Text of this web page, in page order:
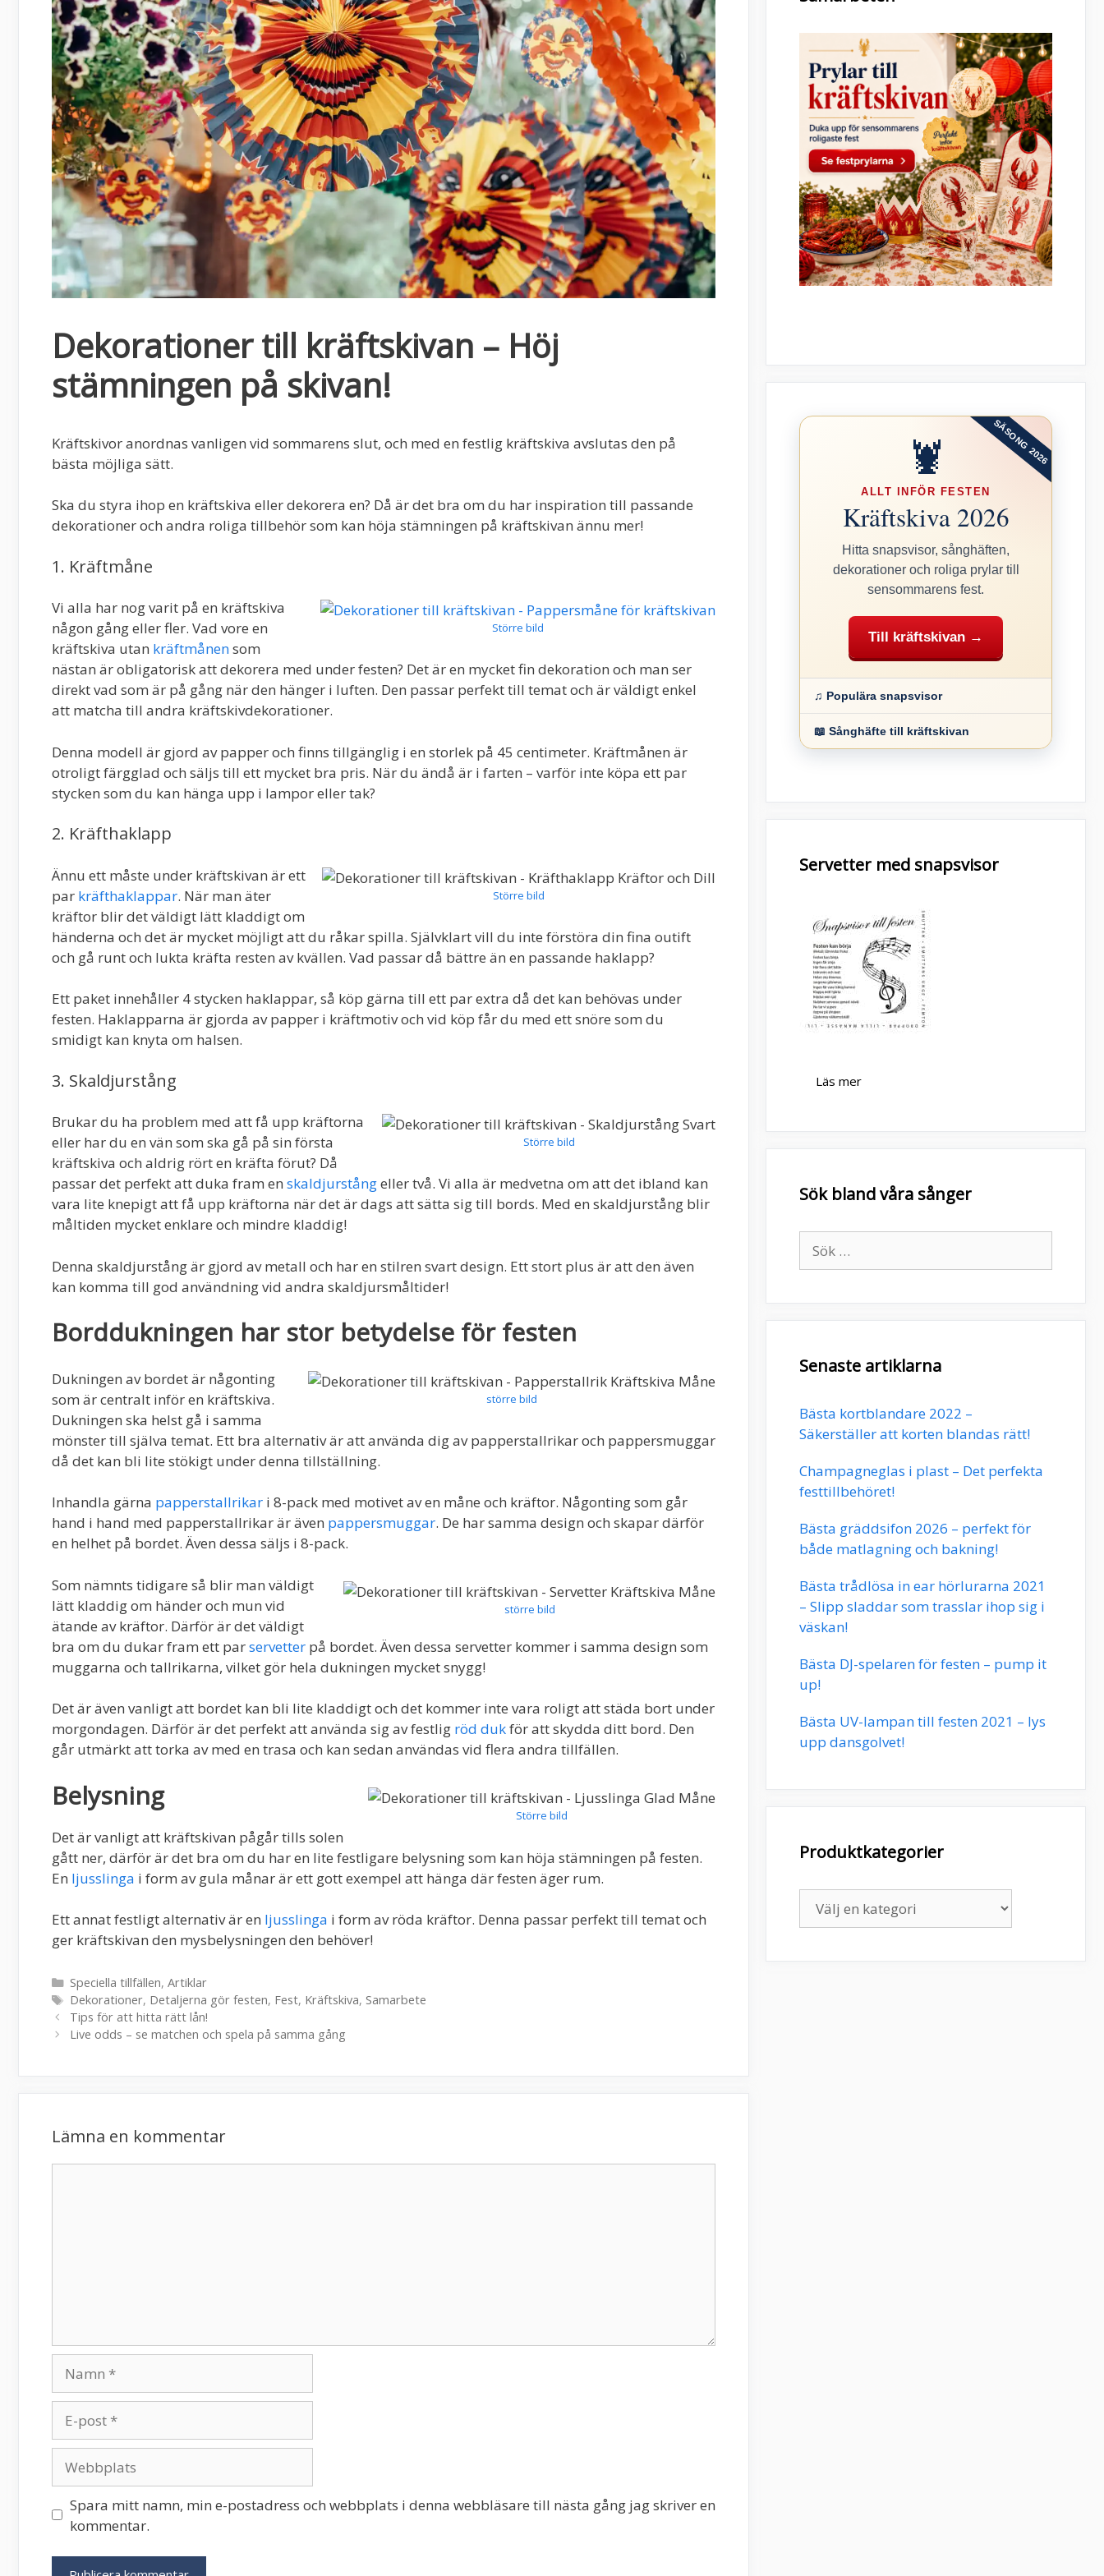
Dekorationer till kräftskivan – Höj
stämningen på skivan!
Kräftskivor anordnas vanligen vid sommarens slut, och med en festlig kräftskiva avslutas den på
bästa möjliga sätt.
Ska du styra ihop en kräftskiva eller dekorera en? Då är det bra om du har inspiration till passande
dekorationer och andra roliga tillbehör som kan höja stämningen på kräftskivan ännu mer!
1. Kräftmåne
Större bild
Vi alla har nog varit på en kräftskiva
någon gång eller fler. Vad vore en
kräftskiva utan kräftmånensom
nästan är obligatorisk att dekorera med under festen? Det är en mycket fin dekoration och man ser
direkt vad som är på gång när den hänger i luften. Den passar perfekt till temat och är väldigt enkel
att matcha till andra kräftskivdekorationer.
Denna modell är gjord av papper och finns tillgänglig i en storlek på 45 centimeter. Kräftmånen är
otroligt färgglad och säljs till ett mycket bra pris. När du ändå är i farten – varför inte köpa ett par
stycken som du kan hänga upp i lampor eller tak?
2. Kräfthaklapp
Större bild
Ännu ett måste under kräftskivan är ett
par kräfthaklappar. När man äter
kräftor blir det väldigt lätt kladdigt om
händerna och det är mycket möjligt att du råkar spilla. Självklart vill du inte förstöra din fina outift
och gå runt och lukta kräfta resten av kvällen. Vad passar då bättre än en passande haklapp?
Ett paket innehåller 4 stycken haklappar, så köp gärna till ett par extra då det kan behövas under
festen. Haklapparna är gjorda av papper i kräftmotiv och vid köp får du med ett snöre som du
smidigt kan knyta om halsen.
3. Skaldjurstång
Större bild
Brukar du ha problem med att få upp kräftorna
eller har du en vän som ska gå på sin första
kräftskiva och aldrig rört en kräfta förut? Då
passar det perfekt att duka fram en skaldjurstångeller två. Vi alla är medvetna om att det ibland kan
vara lite knepigt att få upp kräftorna när det är dags att sätta sig till bords. Med en skaldjurstång blir
måltiden mycket enklare och mindre kladdig!
Denna skaldjurstång är gjord av metall och har en stilren svart design. Ett stort plus är att den även
kan komma till god användning vid andra skaldjursmåltider!
Borddukningen har stor betydelse för festen
större bild
Dukningen av bordet är någonting
som är centralt inför en kräftskiva.
Dukningen ska helst gå i samma
mönster till själva temat. Ett bra alternativ är att använda dig av papperstallrikar och pappersmuggar
då det kan bli lite stökigt under denna tillställning.
Inhandla gärna papperstallrikar i 8-pack med motivet av en måne och kräftor. Någonting som går
hand i hand med papperstallrikar är även pappersmuggar. De har samma design och skapar därför
en helhet på bordet. Även dessa säljs i 8-pack.
större bild
Som nämnts tidigare så blir man väldigt
lätt kladdig om händer och mun vid
ätande av kräftor. Därför är det väldigt
bra om du dukar fram ett parservetter på bordet. Även dessa servetter kommer i samma design som
muggarna och tallrikarna, vilket gör hela dukningen mycket snygg!
Det är även vanligt att bordet kan bli lite kladdigt och det kommer inte vara roligt att städa bort under
morgondagen. Därför är det perfekt att använda sig av festlig röd dukför att skydda ditt bord. Den
går utmärkt att torka av med en trasa och kan sedan användas vid flera andra tillfällen.
Större bild
Belysning
Det är vanligt att kräftskivan pågår tills solen
gått ner, därför är det bra om du har en lite festligare belysning som kan höja stämningen på festen.
En ljusslinga i form av gula månar är ett gott exempel att hänga där festen äger rum.
Ett annat festligt alternativ är en ljusslinga i form av röda kräftor. Denna passar perfekt till temat och
ger kräftskivan den mysbelysningen den behöver!
Kategorier
Speciella tillfällen, Artiklar
Etiketter
Dekorationer, Detaljerna gör festen, Fest, Kräftskiva, Samarbete
Tips för att hitta rätt lån!
Live odds – se matchen och spela på samma gång
Lämna en kommentar
post
Spara mitt namn, min e-postadress och webbplats i denna webbläsare till nästa gång jag skriver en
kommentar.
SÄSONG 2026
🦞
ALLT INFÖR FESTEN
Kräftskiva 2026
Hitta snapsvisor, sånghäften,
dekorationer och roliga prylar till
sensommarens fest.
Till kräftskivan →
♫ Populära snapsvisor
📖 Sånghäfte till kräftskivan
Servetter med snapsvisor
Läs mer
Sök bland våra sånger
efter:
Senaste artiklarna
Bästa kortblandare 2022 –
Säkerställer att korten blandas rätt!
Champagneglas i plast – Det perfekta
festtillbehöret!
Bästa gräddsifon 2026 – perfekt för
både matlagning och bakning!
Bästa trådlösa in ear hörlurarna 2021
– Slipp sladdar som trasslar ihop sig i
väskan!
Bästa DJ-spelaren för festen – pump it
up!
Bästa UV-lampan till festen 2021 – lys
upp dansgolvet!
Produktkategorier